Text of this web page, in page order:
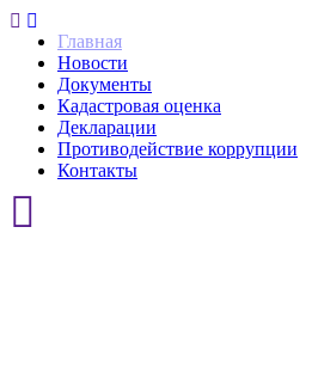
Главная
Новости
Документы
Кадастровая оценка
Декларации
Противодействие коррупции
Контакты